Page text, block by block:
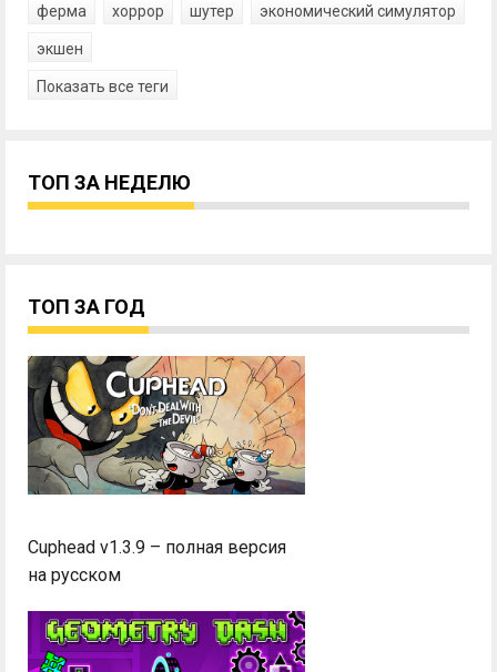
ферма хоррор шутер экономический симулятор
экшен
Показать все теги
ТОП ЗА НЕДЕЛЮ
ТОП ЗА ГОД
Cuphead v1.3.9 – полная версия
на русском